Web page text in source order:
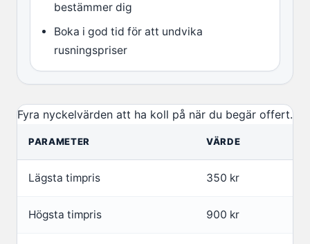
bestämmer dig
Boka i god tid för att undvika
rusningspriser
Fyra nyckelvärden att ha koll på när du begär offert.
PARAMETER VÄRDE
Lägsta timpris 350 kr
Högsta timpris 900 kr